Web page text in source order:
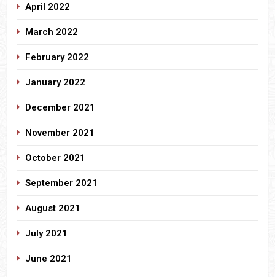
April 2022
March 2022
February 2022
January 2022
December 2021
November 2021
October 2021
September 2021
August 2021
July 2021
June 2021